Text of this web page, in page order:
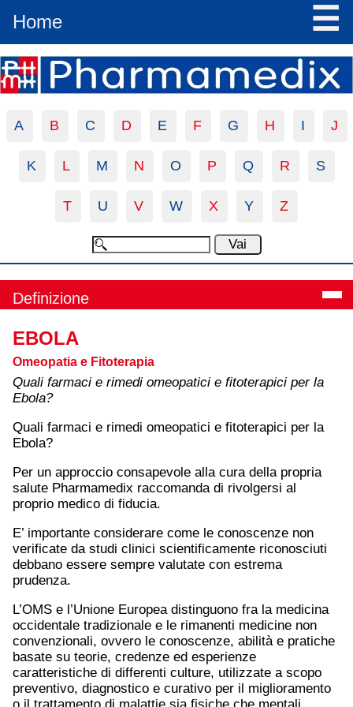
Home ☰
A B C D E F G H I J
K L M N O P Q R S
T U V W X Y Z
Definizione
EBOLA
Omeopatia e Fitoterapia
Quali farmaci e rimedi omeopatici e fitoterapici per la
Ebola?
Quali farmaci e rimedi omeopatici e fitoterapici per la
Ebola?
Per un approccio consapevole alla cura della propria
salute Pharmamedix raccomanda di rivolgersi al
proprio medico di fiducia.
E’ importante considerare come le conoscenze non
verificate da studi clinici scientificamente riconosciuti
debbano essere sempre valutate con estrema
prudenza.
L’OMS e l’Unione Europea distinguono fra la medicina
occidentale tradizionale e le rimanenti medicine non
convenzionali, ovvero le conoscenze, abilità e pratiche
basate su teorie, credenze ed esperienze
caratteristiche di differenti culture, utilizzate a scopo
preventivo, diagnostico e curativo per il miglioramento